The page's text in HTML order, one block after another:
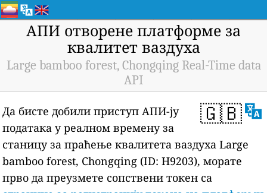
АПИ отворене платформе за
квалитет ваздуха
Large bamboo forest, Chongqing Real-Time data
API
🇬🇧
Да бисте добили приступ АПИ-ју
података у реалном времену за
станицу за праћење квалитета ваздуха Large
bamboo forest, Chongqing (ID: H9203), морате
прво да преузмете сопствени токен са